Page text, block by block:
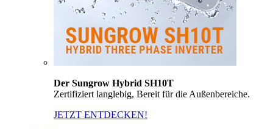
Der Sungrow Hybrid SH10T
Zertifiziert langlebig, Bereit für die Außenbereiche.
JETZT ENTDECKEN!